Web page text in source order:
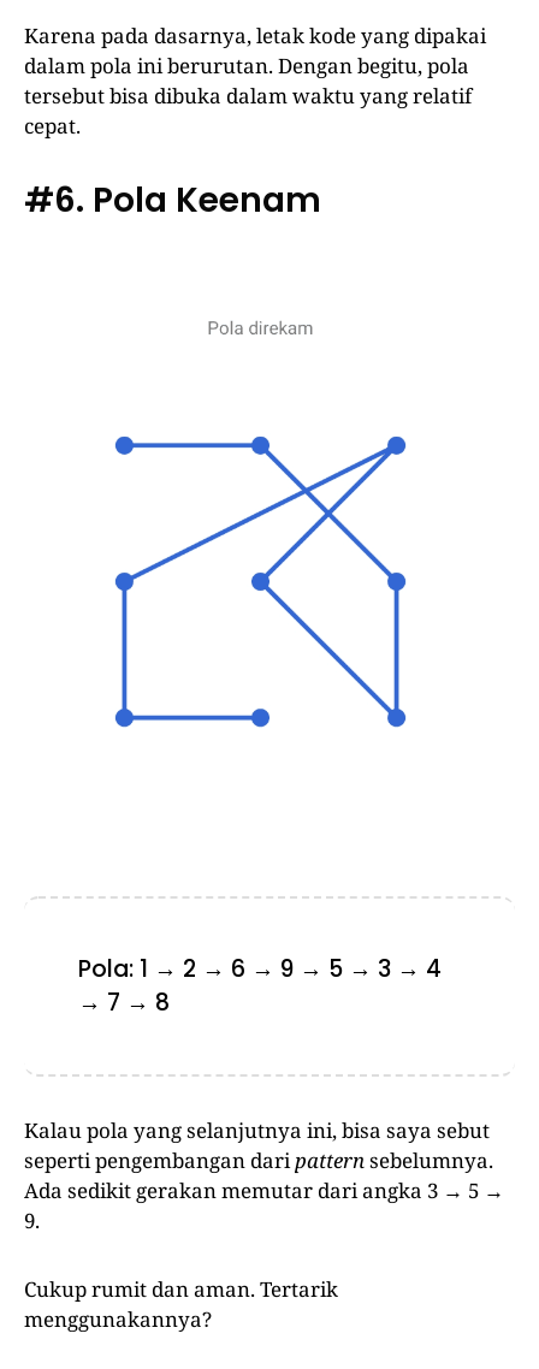
Karena pada dasarnya, letak kode yang dipakai
dalam pola ini berurutan. Dengan begitu, pola
tersebut bisa dibuka dalam waktu yang relatif
cepat.
#6. Pola Keenam
Pola: 1 → 2 → 6 → 9 → 5 → 3 → 4
→ 7 → 8
Kalau pola yang selanjutnya ini, bisa saya sebut
seperti pengembangan daripatternsebelumnya.
Ada sedikit gerakan memutar dari angka 3 → 5 →
9.
Cukup rumit dan aman. Tertarik
menggunakannya?